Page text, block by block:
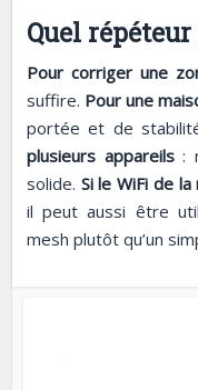
Quel
Pour corriger une
suffire. Pour une
portée et de
plusieurs appareils:
solide. Si le WiFi de
il peut aussi être
mesh plutôt qu’un